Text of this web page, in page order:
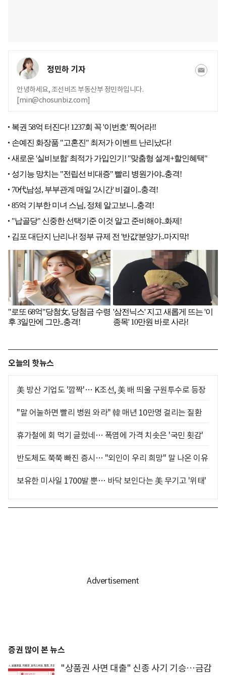
정민하 기자
안녕하세요, 조선비즈 부동산부 정민하입니다.
[min@chosunbiz.com]
오늘의 핫뉴스
美 방산 기업도 '깜짝'… K조선, 美 배 띄울 구원투수로 등장
"말 어눌하면 빨리 병원 와라" 韓 매년 10만명 걸리는 질환
휴가철에 회 먹기 글렀네… 폭염에 가격 치솟은 '국민 횟감'
반도체도 쭉쭉 빠진 증시… "외인이 우리 희망" 말 나온 이유
보유한 미사일 1700발 뿐… 바닥 보인다는 美 무기고 '위태'
증권 많이 본 뉴스
"상품권 사면 대출" 신종 사기 기승…금감